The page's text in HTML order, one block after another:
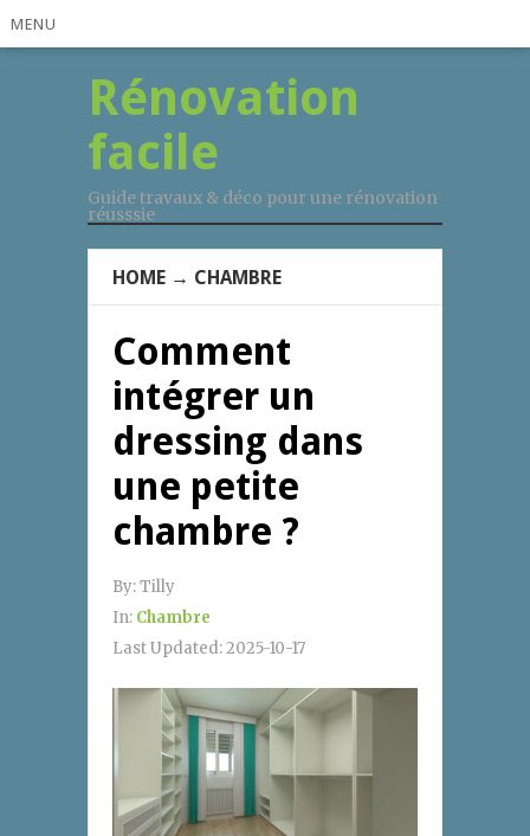
MENU
Rénovation
facile
Guide travaux & déco pour une rénovation
réusssie
HOME → CHAMBRE
Comment
intégrer un
dressing dans
une petite
chambre ?
By:Tilly
In: Chambre
Last Updated:2025-10-17